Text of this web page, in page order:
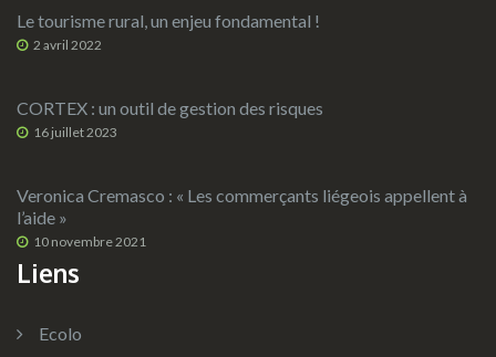
Le tourisme rural, un enjeu fondamental !
2 avril 2022
CORTEX : un outil de gestion des risques
16 juillet 2023
Veronica Cremasco : « Les commerçants liégeois appellent à
l’aide »
10 novembre 2021
Liens
Ecolo